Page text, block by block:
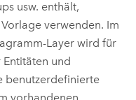
usw. enthält,
verwenden. Im
Layer wird für
und
benutzerdefinierte